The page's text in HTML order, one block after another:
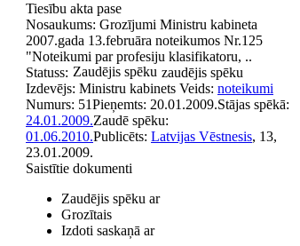
Tiesību akta pase
Nosaukums: Grozījumi Ministru kabineta
2007.gada 13.februāra noteikumos Nr.125
"Noteikumi par profesiju klasifikatoru, ..
Statuss: Zaudējis spēku zaudējis spēku
Izdevējs: Ministru kabinets Veids: noteikumi
Numurs: 51Pieņemts: 20.01.2009.Stājas spēkā:
24.01.2009.Zaudē spēku:
01.06.2010.Publicēts: Latvijas Vēstnesis, 13,
23.01.2009.
Saistītie dokumenti
Zaudējis spēku ar
Grozītais
Izdoti saskaņā ar